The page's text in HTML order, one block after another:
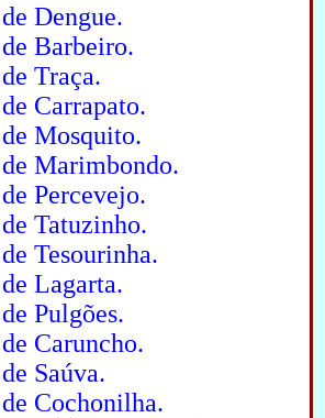
Dengue.
Barbeiro.
Traça.
Carrapato.
Mosquito.
Marimbondo.
Percevejo.
Tatuzinho.
Tesourinha.
Lagarta.
Pulgões.
Caruncho.
Saúva.
Cochonilha.